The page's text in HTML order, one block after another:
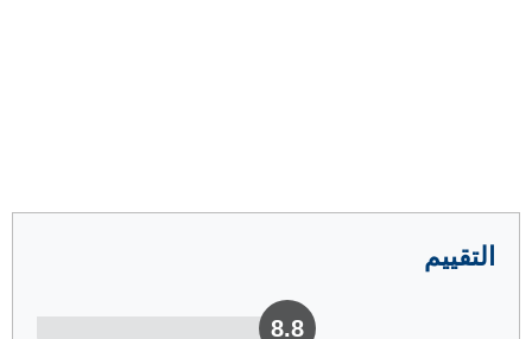
التقييم
8.8